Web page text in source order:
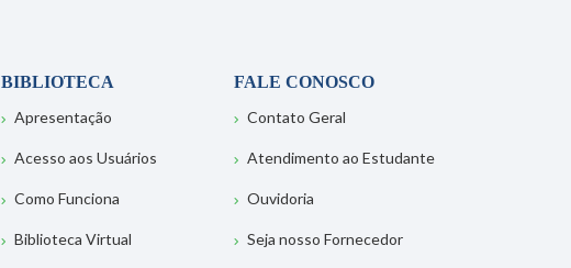
BIBLIOTECA
Apresentação
Acesso aos Usuários
Como Funciona
Biblioteca Virtual
FALE CONOSCO
Contato Geral
Atendimento ao Estudante
Ouvidoria
Seja nosso Fornecedor